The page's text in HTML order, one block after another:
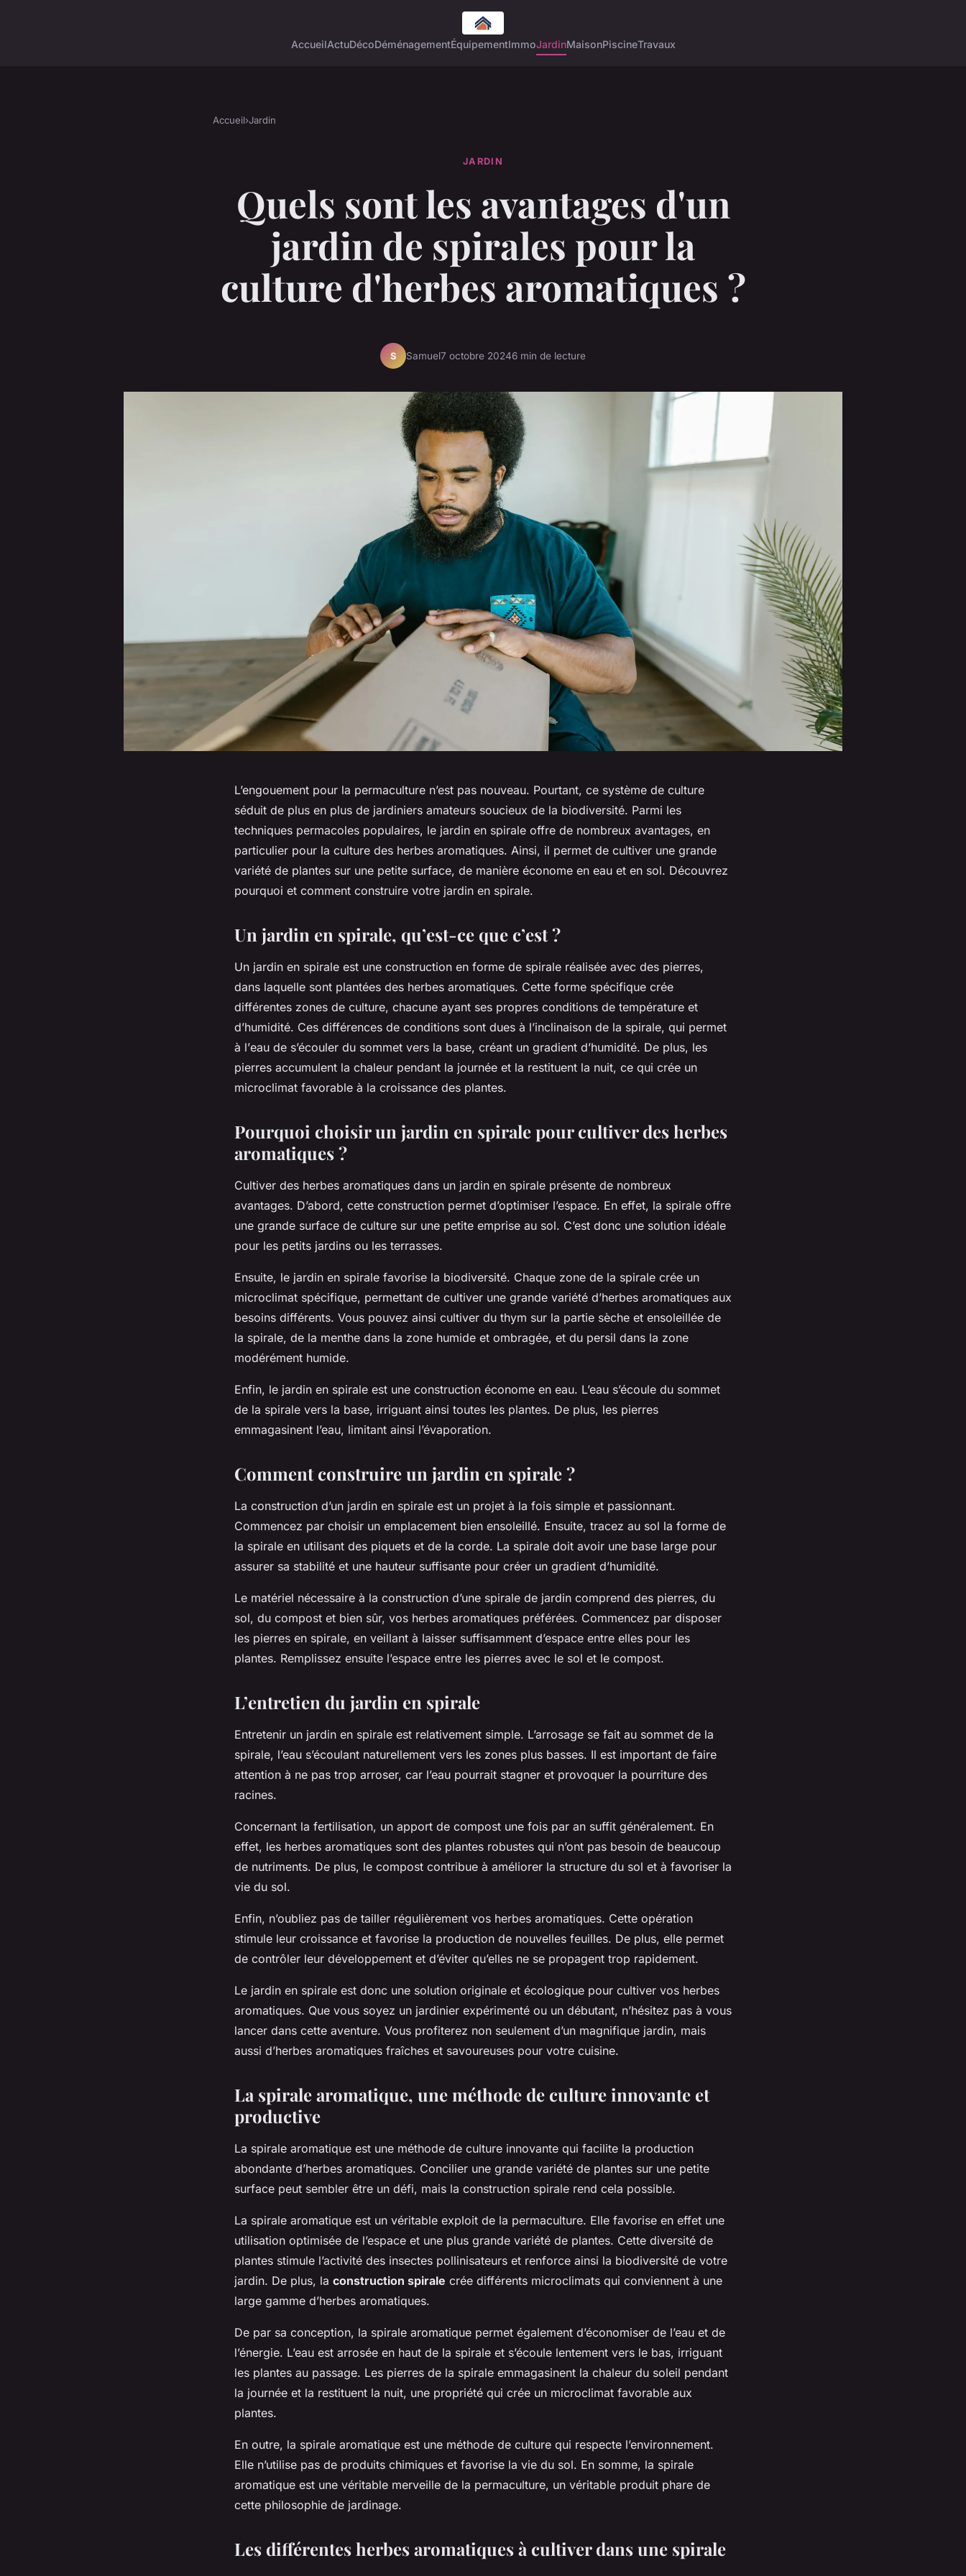
AccueilActuDécoDéménagementÉquipementImmoJardinMaisonPiscineTravaux
Accueil›Jardin
JARDIN
Quels sont les avantages d'un
jardin de spirales pour la
culture d'herbes aromatiques ?
S Samuel7 octobre 20246 min de lecture
L’engouement pour la permaculture n’est pas nouveau. Pourtant, ce système de culture
séduit de plus en plus de jardiniers amateurs soucieux de la biodiversité. Parmi les
techniques permacoles populaires, le jardin en spirale offre de nombreux avantages, en
particulier pour la culture des herbes aromatiques. Ainsi, il permet de cultiver une grande
variété de plantes sur une petite surface, de manière économe en eau et en sol. Découvrez
pourquoi et comment construire votre jardin en spirale.
Un jardin en spirale, qu’est-ce que c’est ?
Un jardin en spirale est une construction en forme de spirale réalisée avec des pierres,
dans laquelle sont plantées des herbes aromatiques. Cette forme spécifique crée
différentes zones de culture, chacune ayant ses propres conditions de température et
d’humidité. Ces différences de conditions sont dues à l’inclinaison de la spirale, qui permet
à l’eau de s’écouler du sommet vers la base, créant un gradient d’humidité. De plus, les
pierres accumulent la chaleur pendant la journée et la restituent la nuit, ce qui crée un
microclimat favorable à la croissance des plantes.
Pourquoi choisir un jardin en spirale pour cultiver des herbes
aromatiques ?
Cultiver des herbes aromatiques dans un jardin en spirale présente de nombreux
avantages. D’abord, cette construction permet d’optimiser l’espace. En effet, la spirale offre
une grande surface de culture sur une petite emprise au sol. C’est donc une solution idéale
pour les petits jardins ou les terrasses.
Ensuite, le jardin en spirale favorise la biodiversité. Chaque zone de la spirale crée un
microclimat spécifique, permettant de cultiver une grande variété d’herbes aromatiques aux
besoins différents. Vous pouvez ainsi cultiver du thym sur la partie sèche et ensoleillée de
la spirale, de la menthe dans la zone humide et ombragée, et du persil dans la zone
modérément humide.
Enfin, le jardin en spirale est une construction économe en eau. L’eau s’écoule du sommet
de la spirale vers la base, irriguant ainsi toutes les plantes. De plus, les pierres
emmagasinent l’eau, limitant ainsi l’évaporation.
Comment construire un jardin en spirale ?
La construction d’un jardin en spirale est un projet à la fois simple et passionnant.
Commencez par choisir un emplacement bien ensoleillé. Ensuite, tracez au sol la forme de
la spirale en utilisant des piquets et de la corde. La spirale doit avoir une base large pour
assurer sa stabilité et une hauteur suffisante pour créer un gradient d’humidité.
Le matériel nécessaire à la construction d’une spirale de jardin comprend des pierres, du
sol, du compost et bien sûr, vos herbes aromatiques préférées. Commencez par disposer
les pierres en spirale, en veillant à laisser suffisamment d’espace entre elles pour les
plantes. Remplissez ensuite l’espace entre les pierres avec le sol et le compost.
L’entretien du jardin en spirale
Entretenir un jardin en spirale est relativement simple. L’arrosage se fait au sommet de la
spirale, l’eau s’écoulant naturellement vers les zones plus basses. Il est important de faire
attention à ne pas trop arroser, car l’eau pourrait stagner et provoquer la pourriture des
racines.
Concernant la fertilisation, un apport de compost une fois par an suffit généralement. En
effet, les herbes aromatiques sont des plantes robustes qui n’ont pas besoin de beaucoup
de nutriments. De plus, le compost contribue à améliorer la structure du sol et à favoriser la
vie du sol.
Enfin, n’oubliez pas de tailler régulièrement vos herbes aromatiques. Cette opération
stimule leur croissance et favorise la production de nouvelles feuilles. De plus, elle permet
de contrôler leur développement et d’éviter qu’elles ne se propagent trop rapidement.
Le jardin en spirale est donc une solution originale et écologique pour cultiver vos herbes
aromatiques. Que vous soyez un jardinier expérimenté ou un débutant, n’hésitez pas à vous
lancer dans cette aventure. Vous profiterez non seulement d’un magnifique jardin, mais
aussi d’herbes aromatiques fraîches et savoureuses pour votre cuisine.
La spirale aromatique, une méthode de culture innovante et
productive
La spirale aromatique est une méthode de culture innovante qui facilite la production
abondante d’herbes aromatiques. Concilier une grande variété de plantes sur une petite
surface peut sembler être un défi, mais la construction spirale rend cela possible.
La spirale aromatique est un véritable exploit de la permaculture. Elle favorise en effet une
utilisation optimisée de l’espace et une plus grande variété de plantes. Cette diversité de
plantes stimule l’activité des insectes pollinisateurs et renforce ainsi la biodiversité de votre
jardin. De plus, la construction spirale crée différents microclimats qui conviennent à une
large gamme d’herbes aromatiques.
De par sa conception, la spirale aromatique permet également d’économiser de l’eau et de
l’énergie. L’eau est arrosée en haut de la spirale et s’écoule lentement vers le bas, irriguant
les plantes au passage. Les pierres de la spirale emmagasinent la chaleur du soleil pendant
la journée et la restituent la nuit, une propriété qui crée un microclimat favorable aux
plantes.
En outre, la spirale aromatique est une méthode de culture qui respecte l’environnement.
Elle n’utilise pas de produits chimiques et favorise la vie du sol. En somme, la spirale
aromatique est une véritable merveille de la permaculture, un véritable produit phare de
cette philosophie de jardinage.
Les différentes herbes aromatiques à cultiver dans une spirale